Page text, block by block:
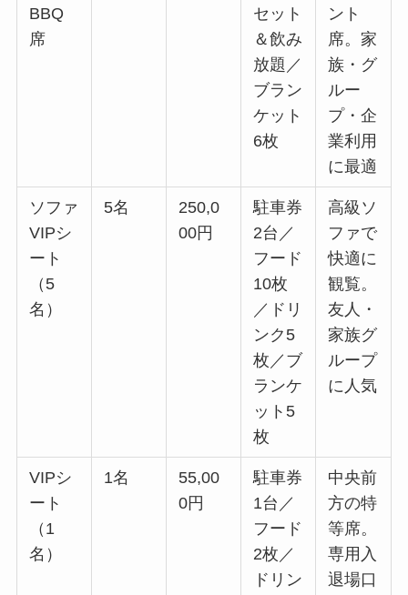
BBQ
席
セット
＆飲み
放題／
ブラン
ケット
6枚
ント
席。家
族・グ
ルー
プ・企
業利用
に最適
ソファ
VIPシ
ート
（5
名）
5名
250,0
00円
駐車券
2台／
フード
10枚
／ドリ
ンク5
枚／ブ
ランケ
ット5
枚
高級ソ
ファで
快適に
観覧。
友人・
家族グ
ループ
に人気
VIPシ
ート
（1
名）
1名
55,00
0円
駐車券
1台／
フード
2枚／
ドリン
中央前
方の特
等席。
専用入
退場口